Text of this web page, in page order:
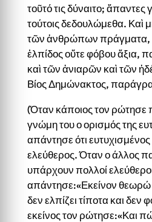
τοῦτό τις δύναιτο;
τούτοις δεδουλώμεθα. Καὶ
τῶν ἀνθρώπων πράγματα,
ἐλπίδος οὔτε φόβου ἄξια,
καὶ τῶν ἀνιαρῶν καὶ τῶν
Βίος Δημώνακτος,
(Όταν κάποιος τον ρώτησε
γνώμη του ο ορισμός της
απάντησε ότι ευτυχισμένος
ελεύθερος. Όταν ο άλλος
υπάρχουν πολλοί
απάντησε:«Εκείνον θεωρώ
δεν ελπίζει τίποτα και δεν
εκείνος τον ρώτησε:«Και